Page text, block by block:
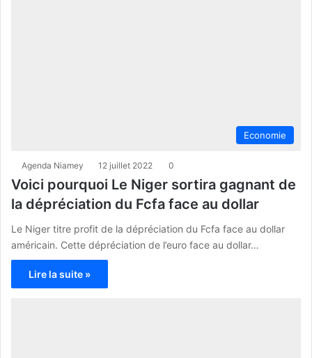
Economie
Agenda Niamey 12 juillet 2022 0
Voici pourquoi Le Niger sortira gagnant de
la dépréciation du Fcfa face au dollar
Le Niger titre profit de la dépréciation du Fcfa face au dollar
américain. Cette dépréciation de l’euro face au dollar…
Lire la suite »